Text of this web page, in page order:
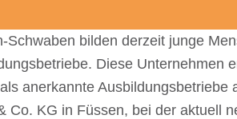
bilden derzeit junge
Diese Unter­neh­men
aner­kannte Ausbil­dungs­be­triebe
Co. KG in Füssen, bei der aktu­ell